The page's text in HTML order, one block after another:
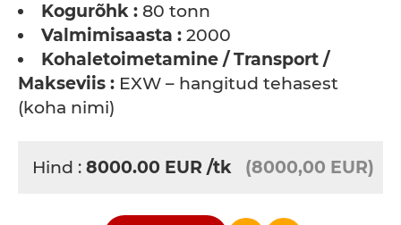
Kogurõhk : 80 tonn
Valmimisaasta : 2000
Kohaletoimetamine / Transport /
Makseviis : EXW – hangitud tehasest
(koha nimi)
Hind : 8000.00 EUR /tk (8000,00 EUR)